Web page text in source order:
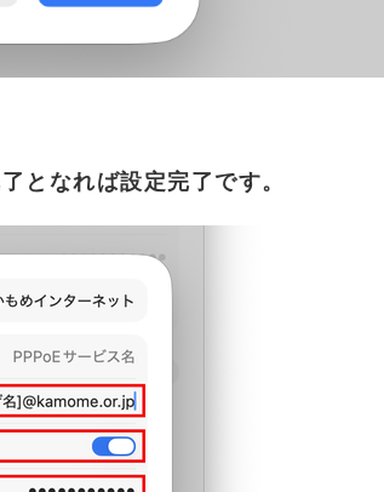
となれば設定完了です。